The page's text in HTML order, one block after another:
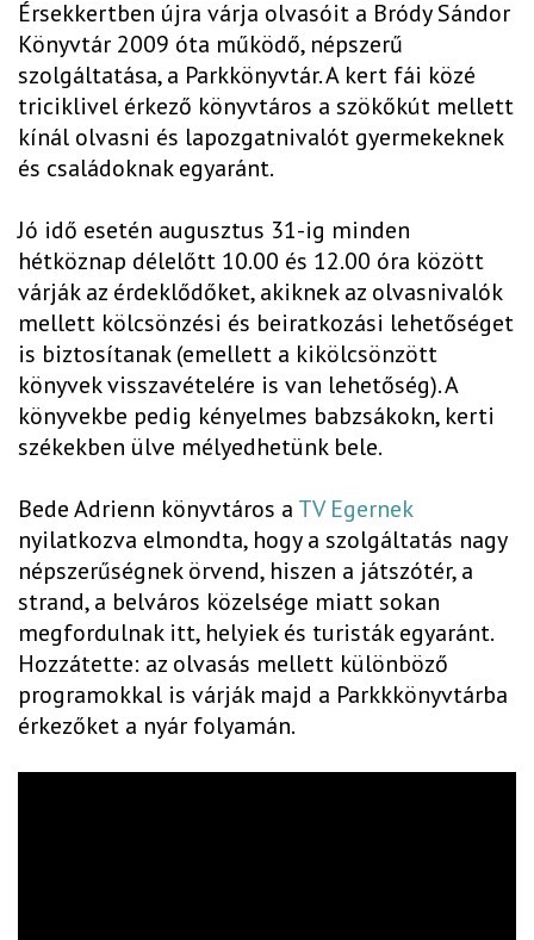
Érsekkertben újra várja olvasóit a Bródy Sándor
Könyvtár 2009 óta működő, népszerű
szolgáltatása, a Parkkönyvtár. A kert fái közé
triciklivel érkező könyvtáros a szökőkút mellett
kínál olvasni és lapozgatnivalót gyermekeknek
és családoknak egyaránt.
Jó idő esetén augusztus 31-ig minden
hétköznap délelőtt 10.00 és 12.00 óra között
várják az érdeklődőket, akiknek az olvasnivalók
mellett kölcsönzési és beiratkozási lehetőséget
is biztosítanak (emellett a kikölcsönzött
könyvek visszavételére is van lehetőség). A
könyvekbe pedig kényelmes babzsákokn, kerti
székekben ülve mélyedhetünk bele.
Bede Adrienn könyvtáros a TV Egernek
nyilatkozva elmondta, hogy a szolgáltatás nagy
népszerűségnek örvend, hiszen a játszótér, a
strand, a belváros közelsége miatt sokan
megfordulnak itt, helyiek és turisták egyaránt.
Hozzátette: az olvasás mellett különböző
programokkal is várják majd a Parkkkönyvtárba
érkezőket a nyár folyamán.